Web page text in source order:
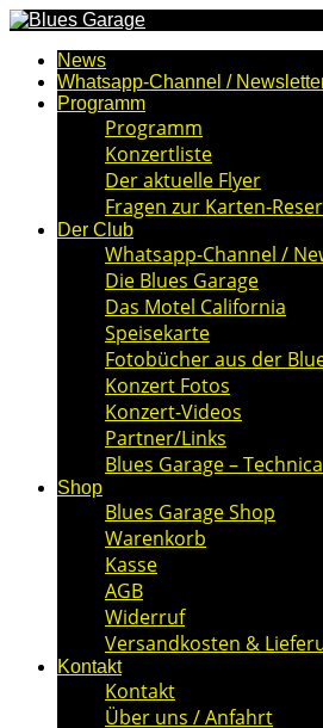
News
Whatsapp-Channel /
Programm
Programm
Konzertliste
Der aktuelle Flyer
Fragen zur Karten-
Der Club
Whatsapp-Channel /
Die Blues Garage
Das Motel California
Speisekarte
Fotobücher aus der
Konzert Fotos
Konzert-Videos
Partner/Links
Blues Garage –
Shop
Blues Garage Shop
Warenkorb
Kasse
AGB
Widerruf
Versandkosten &
Kontakt
Kontakt
Über uns / Anfahrt